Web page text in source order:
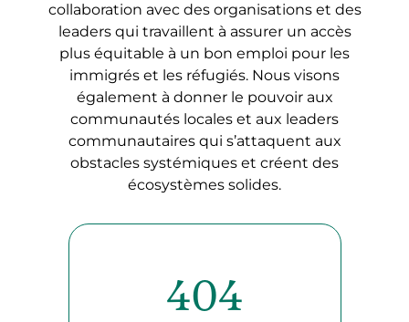
collaboration avec des organisations et des
leaders qui travaillent à assurer un accès
plus équitable à un bon emploi pour les
immigrés et les réfugiés. Nous visons
également à donner le pouvoir aux
communautés locales et aux leaders
communautaires qui s’attaquent aux
obstacles systémiques et créent des
écosystèmes solides.
404